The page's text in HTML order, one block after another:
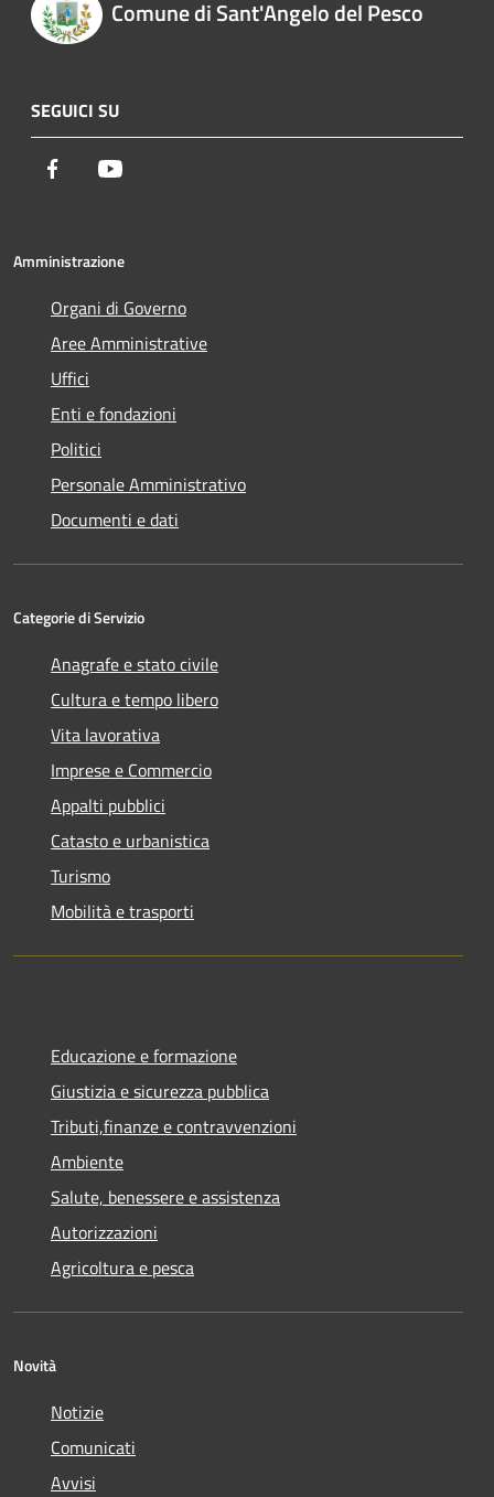
Comune di Sant'Angelo del Pesco
SEGUICI SU
Facebook
Amministrazione
Organi di Governo
Aree Amministrative
Uffici
Enti e fondazioni
Politici
Personale Amministrativo
Documenti e dati
Categorie di Servizio
Anagrafe e stato civile
Cultura e tempo libero
Vita lavorativa
Imprese e Commercio
Appalti pubblici
Catasto e urbanistica
Turismo
Mobilità e trasporti
Educazione e formazione
Giustizia e sicurezza pubblica
Tributi,finanze e contravvenzioni
Ambiente
Salute, benessere e assistenza
Autorizzazioni
Agricoltura e pesca
Novità
Notizie
Comunicati
Avvisi